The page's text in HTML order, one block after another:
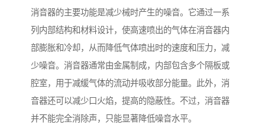
消音器的主要功能是减少械时产生的噪音。它通过一系
列内部结构和材料设计，使高速喷出的气体在消音器内
部膨胀和冷却，从而降低气体喷出时的速度和压力，减
少噪音。消音器通常由金属制成，内部包含多个隔板或
腔室，用于减缓气体的流动并吸收部分能量。此外，消
音器还可以减少口火焰，提高的隐蔽性。不过，消音器
并不能完全消除声，只能显著降低噪音水平。